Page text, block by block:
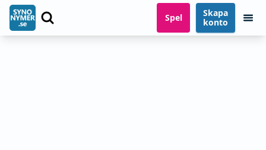
Spel
Skapa
konto